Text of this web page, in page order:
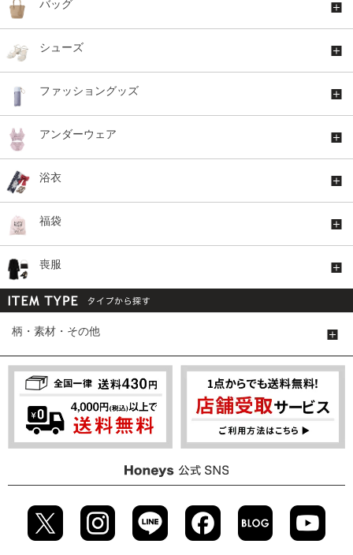
バッグ
シューズ
ファッショングッズ
アンダーウェア
浴衣
福袋
喪服
柄・素材・その他